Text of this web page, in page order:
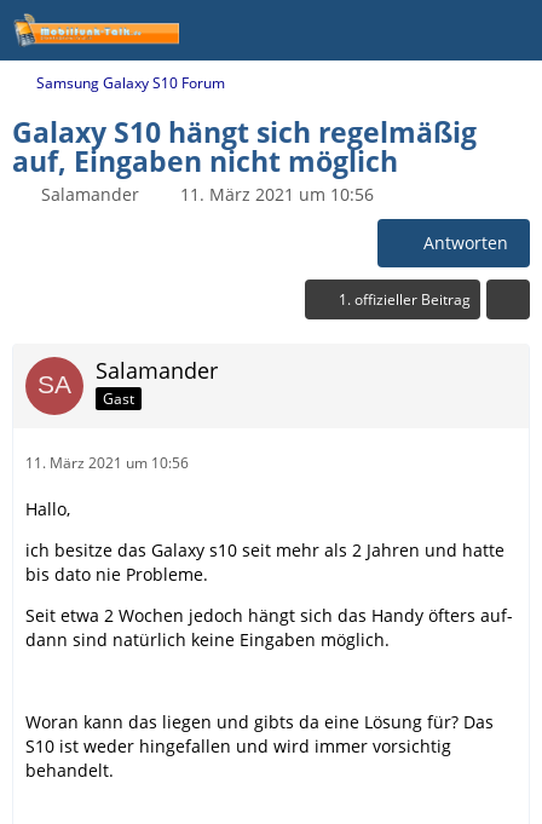
Samsung Galaxy S10 Forum
Galaxy S10 hängt sich regelmäßig
auf, Eingaben nicht möglich
Salamander 11. März 2021 um 10:56
Antworten
1. offizieller Beitrag
Salamander
Gast
11. März 2021 um 10:56
Hallo,
ich besitze das Galaxy s10 seit mehr als 2 Jahren und hatte
bis dato nie Probleme.
Seit etwa 2 Wochen jedoch hängt sich das Handy öfters auf-
dann sind natürlich keine Eingaben möglich.
Woran kann das liegen und gibts da eine Lösung für? Das
S10 ist weder hingefallen und wird immer vorsichtig
behandelt.